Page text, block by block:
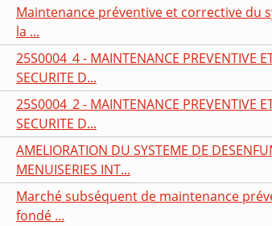
Maintenance préventive et corrective du
la ...
25S0004_4 - MAINTENANCE PREVENTIVE
SECURITE D...
25S0004_2 - MAINTENANCE PREVENTIVE
SECURITE D...
AMELIORATION DU SYSTEME DE
MENUISERIES INT...
Marché subséquent de maintenance
fondé ...